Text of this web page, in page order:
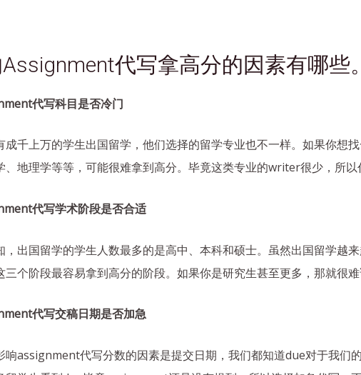
代写拿高分的因素有哪些。
代写科目是否冷门
成千上万的学生出国留学，他们选择的留学专业也不一样。如果你想
、地理学等等，可能很难拿到高分。毕竟这类专业的writer很少，所以
代写学术阶段是否合适
，出国留学的学生人数最多的是高中、本科和硕士。虽然出国留学越
三个阶段最容易拿到高分的阶段。如果你是研究生甚至更多，那就很
代写交稿日期是否加急
响assignment代写分数的因素是提交日期，我们都知道due对于我